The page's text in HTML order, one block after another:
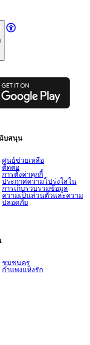
บสนุน
ศูนย์ช่วยเหลือ
ติดต่อ
การตั้งค่าคุกกี้
ประกาศความโปร่งใสใน
การเก็บรวบรวมข้อมูล
ความเป็นส่วนตัวและความ
ปลอดภัย
ชุมชนครู
กำแพงแห่งรัก